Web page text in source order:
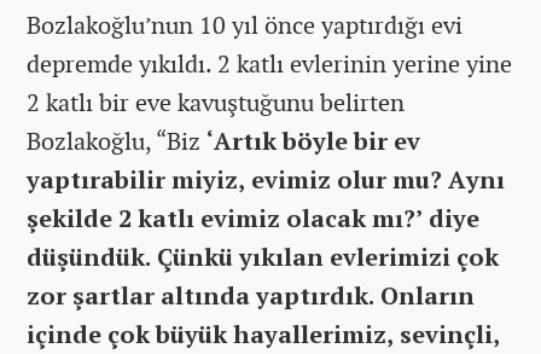
Bozlakoğlu’nun 10 yıl önce yaptırdığı evi
depremde yıkıldı. 2 katlı evlerinin yerine yine
2 katlı bir eve kavuştuğunu belirten
Bozlakoğlu, “Biz ‘Artık böyle bir ev
yaptırabilir miyiz, evimiz olur mu? Aynı
şekilde 2 katlı evimiz olacak mı?’ diye
düşündük. Çünkü yıkılan evlerimizi çok
zor şartlar altında yaptırdık. Onların
içinde çok büyük hayallerimiz, sevinçli,